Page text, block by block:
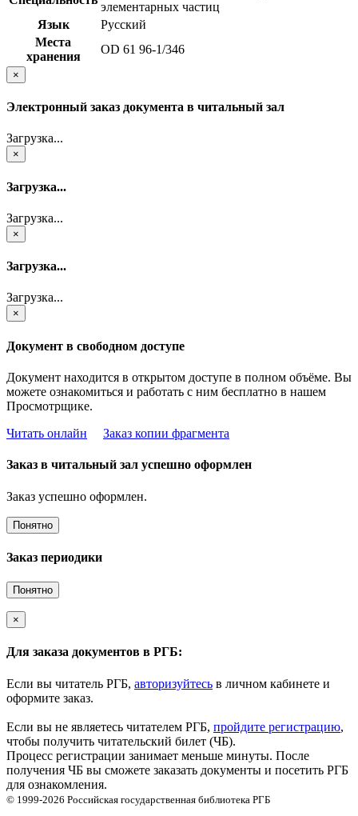
элементарных частиц
Язык
Русский
Места
хранения
OD 61 96-1/346
×
Электронный заказ документа в читальный зал
Загрузка...
×
Загрузка...
Загрузка...
×
Загрузка...
Загрузка...
×
Документ в свободном доступе
Документ находится в открытом доступе в полном объёме. Вы
можете ознакомиться и работать с ним бесплатно в нашем
Просмотрщике.
Читать онлайн
Заказ копии фрагмента
Заказ в читальный зал успешно оформлен
Заказ успешно оформлен.
Понятно
Заказ периодики
Понятно
×
Для заказа документов в РГБ:
Если вы читатель РГБ, авторизуйтесь в личном кабинете и
оформите заказ.
Если вы не являетесь читателем РГБ, пройдите регистрацию,
чтобы получить читательский билет (ЧБ).
Процесс регистрации занимает меньше минуты. После
получения ЧБ вы сможете заказать документы и посетить РГБ
для ознакомления.
© 1999-2026 Российская государственная библиотека РГБ